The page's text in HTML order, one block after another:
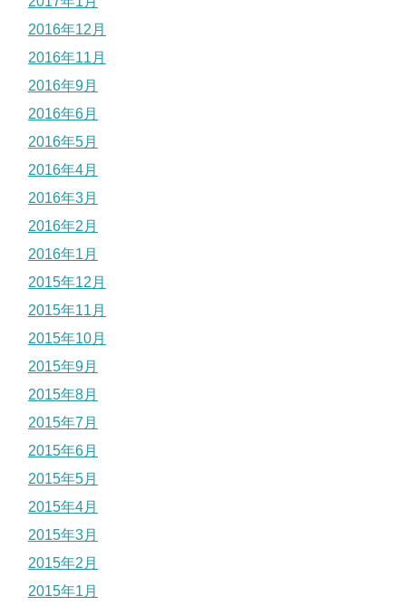
2016年12月
2016年11月
2016年9月
2016年6月
2016年5月
2016年4月
2016年3月
2016年2月
2016年1月
2015年12月
2015年11月
2015年10月
2015年9月
2015年8月
2015年7月
2015年6月
2015年5月
2015年4月
2015年3月
2015年2月
2015年1月